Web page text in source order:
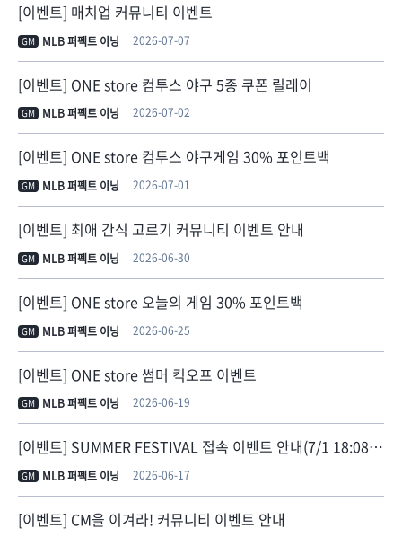
[이벤트] 매치업 커뮤니티 이벤트
GM MLB 퍼펙트 이닝 2026-07-07
[이벤트] ONE store 컴투스 야구 5종 쿠폰 릴레이
GM MLB 퍼펙트 이닝 2026-07-02
[이벤트] ONE store 컴투스 야구게임 30% 포인트백
GM MLB 퍼펙트 이닝 2026-07-01
[이벤트] 최애 간식 고르기 커뮤니티 이벤트 안내
GM MLB 퍼펙트 이닝 2026-06-30
[이벤트] ONE store 오늘의 게임 30% 포인트백
GM MLB 퍼펙트 이닝 2026-06-25
[이벤트] ONE store 썸머 킥오프 이벤트
GM MLB 퍼펙트 이닝 2026-06-19
[이벤트] SUMMER FESTIVAL 접속 이벤트 안내(7/1 18:08 기간 연장)
GM MLB 퍼펙트 이닝 2026-06-17
[이벤트] CM을 이겨라! 커뮤니티 이벤트 안내